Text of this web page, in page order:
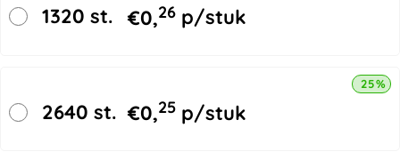
1320 st. €0,26 p/stuk
2640 st. €0,25 p/stuk
25%